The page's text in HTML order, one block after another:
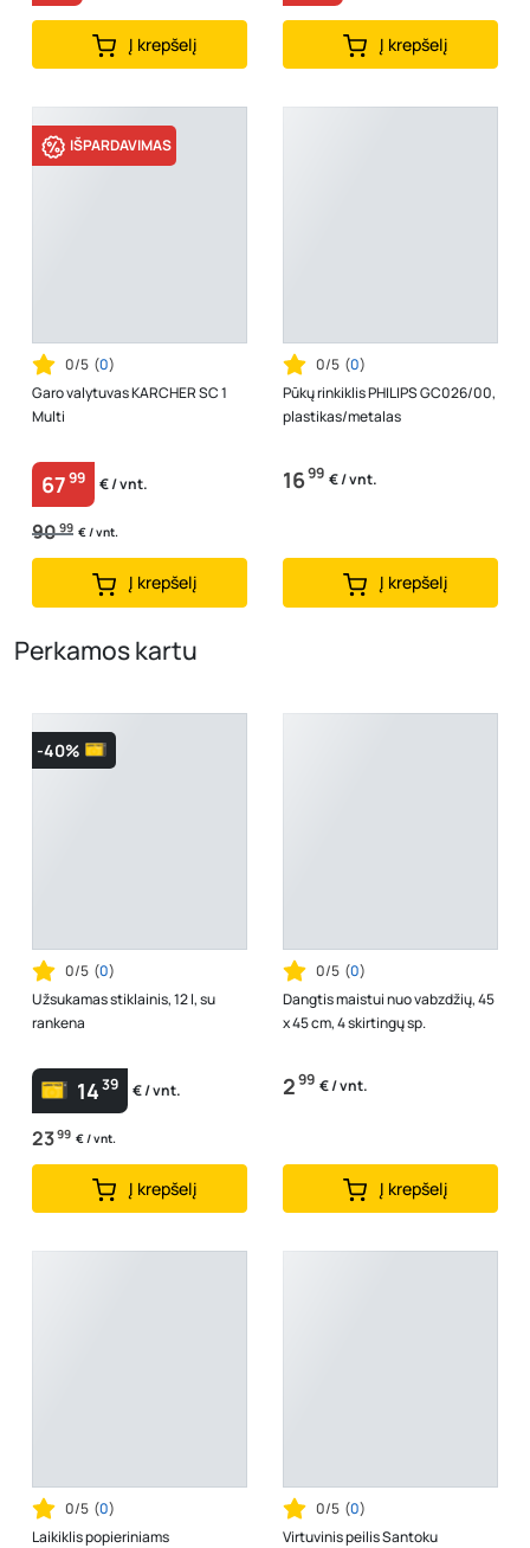
Į krepšelį Į krepšelį
IŠPARDAVIMAS
0/5 (0)
Garo valytuvas KARCHER SC 1
Multi
6799 € / vnt.
9099 € / vnt.
Į krepšelį
0/5 (0)
Pūkų rinkiklis PHILIPS GC026/00,
plastikas/metalas
1699 € / vnt.
Į krepšelį
Perkamos kartu
-40%
0/5 (0)
Užsukamas stiklainis, 12 l, su
rankena
1439 € / vnt.
2399 € / vnt.
Į krepšelį
0/5 (0)
Dangtis maistui nuo vabzdžių, 45
x 45 cm, 4 skirtingų sp.
299 € / vnt.
Į krepšelį
0/5 (0)
Laikiklis popieriniams
0/5 (0)
Virtuvinis peilis Santoku